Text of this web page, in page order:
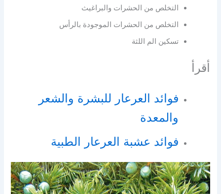
التخلص من الحشرات والبراغيث
التخلص من الحشرات الموجودة بالرأس
تسكين الم اللثة
أقرأ
فوائد العرعار للبشرة والشعر
والمعدة
فوائد عشبة العرعار الطبية